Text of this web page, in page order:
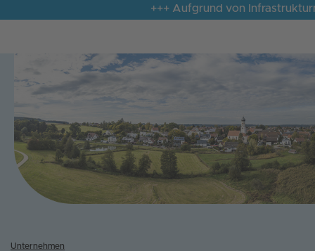
+++ Aufgrund von
Unternehmen